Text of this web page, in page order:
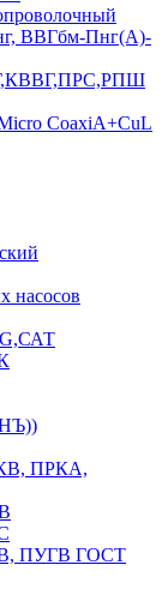
ВВГбм-Пнг(А)-
CoaxiA+CuL
насосов
ПРКА,
ПУГВ ГОСТ